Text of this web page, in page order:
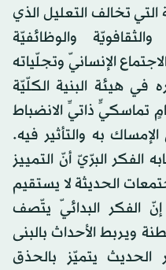
التي تخالف التعليل الذي
والوظائفيّة
الإنسانيّ وتجلّياته
في هيئة البنية الكلّيّة
تماسكيٍّ ذاتيِّ الانضباط
به والتأثير فيه.
الفكر البرّيّ أنّ التمييز
الحديثة لا يستقيم
الفكر البدائيّ يتّصف
ويربط الأحداث بالبنى
الحديث يتميّز بالحذق